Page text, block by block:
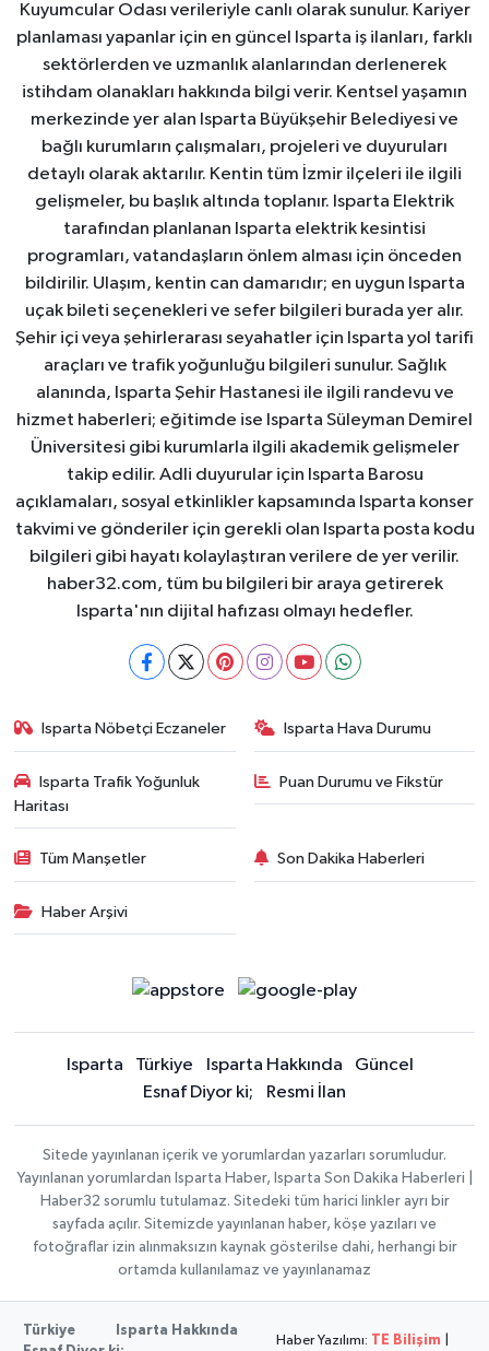
Kuyumcular Odası verileriyle canlı olarak sunulur. Kariyer
planlaması yapanlar için en güncel Isparta iş ilanları, farklı
sektörlerden ve uzmanlık alanlarından derlenerek
istihdam olanakları hakkında bilgi verir. Kentsel yaşamın
merkezinde yer alan Isparta Büyükşehir Belediyesi ve
bağlı kurumların çalışmaları, projeleri ve duyuruları
detaylı olarak aktarılır. Kentin tüm İzmir ilçeleri ile ilgili
gelişmeler, bu başlık altında toplanır. Isparta Elektrik
tarafından planlanan Isparta elektrik kesintisi
programları, vatandaşların önlem alması için önceden
bildirilir. Ulaşım, kentin can damarıdır; en uygun Isparta
uçak bileti seçenekleri ve sefer bilgileri burada yer alır.
Şehir içi veya şehirlerarası seyahatler için Isparta yol tarifi
araçları ve trafik yoğunluğu bilgileri sunulur. Sağlık
alanında, Isparta Şehir Hastanesi ile ilgili randevu ve
hizmet haberleri; eğitimde ise Isparta Süleyman Demirel
Üniversitesi gibi kurumlarla ilgili akademik gelişmeler
takip edilir. Adli duyurular için Isparta Barosu
açıklamaları, sosyal etkinlikler kapsamında Isparta konser
takvimi ve gönderiler için gerekli olan Isparta posta kodu
bilgileri gibi hayatı kolaylaştıran verilere de yer verilir.
haber32.com, tüm bu bilgileri bir araya getirerek
Isparta'nın dijital hafızası olmayı hedefler.
Isparta Nöbetçi Eczaneler Isparta Hava Durumu
Isparta Trafik Yoğunluk
Haritası
Puan Durumu ve Fikstür
Tüm Manşetler Son Dakika Haberleri
Haber Arşivi
Isparta Türkiye Isparta Hakkında
Güncel
Esnaf Diyor ki;
Resmi İlan
Sitede yayınlanan içerik ve yorumlardan yazarları sorumludur.
Yayınlanan yorumlardan Isparta Haber, Isparta Son Dakika Haberleri |
Haber32 sorumlu tutulamaz. Sitedeki tüm harici linkler ayrı bir
sayfada açılır. Sitemizde yayınlanan haber, köşe yazıları ve
fotoğraflar izin alınmaksızın kaynak gösterilse dahi, herhangi bir
ortamda kullanılamaz ve yayınlanamaz
Türkiye
Isparta Hakkında
Haber Yazılımı: TE Bilişim